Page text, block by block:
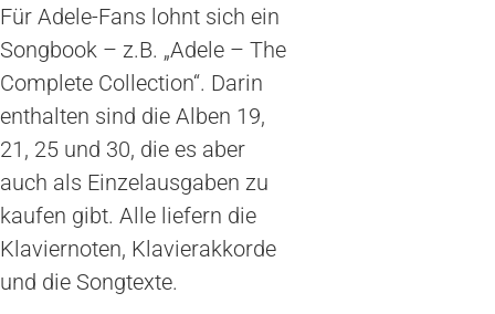
Für Adele-Fans lohnt sich ein
Songbook – z.B. „Adele – The
Complete Collection“. Darin
enthalten sind die Alben 19,
21, 25 und 30, die es aber
auch als Einzelausgaben zu
kaufen gibt. Alle liefern die
Klaviernoten, Klavierakkorde
und die Songtexte.